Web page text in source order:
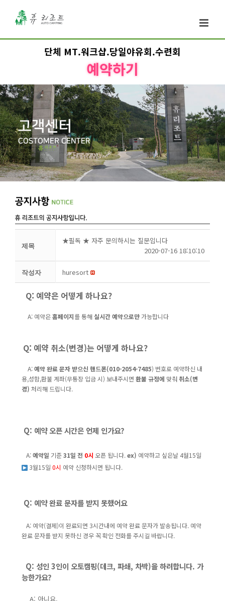
단체 MT.워크샵.당일야유회.수련회
예약하기
제목
★필독 ★ 자주 문의하시는 질문입니다
2020-07-16 18:10:10
작성자 huresort
Q: 예약은 어떻게 하나요?
A: 예약은홈페이지를 통해실시간 예약으로만 가능합니다
Q: 예약 취소(변경)는 어떻게 하나요?
A:예약 완료 문자 받으신 핸드폰(010-2054-7485) 번호로 예약하신 내
용,성함,환불 계좌(무통장 입금 시) 보내주시면 환불 규정에 맞춰취소(변
경) 처리해 드립니다.
Q: 예약 오픈 시간은 언제 인가요?
A:예약일 기준31일 전 0시 오픈 됩니다.ex) 예약하고 싶은날 4월15일
3월15일 0시 예약 신청하시면 됩니다.
Q: 예약 완료 문자를 받지 못했어요
A: 예약(결제)이 완료되면 3시간내에 예약 완료 문자가 발송됩니다. 예약
완료 문자를 받지 못하신 경우 꼭 확인 전화를 주시길 바랍니다.
Q: 성인 3인이 오토캠핑(데크, 파쇄, 차박)을 하려합니다. 가
능한가요?
A: 아니요.